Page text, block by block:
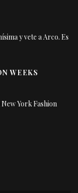
y vete a Arco. Es
WEEKS
York Fashion